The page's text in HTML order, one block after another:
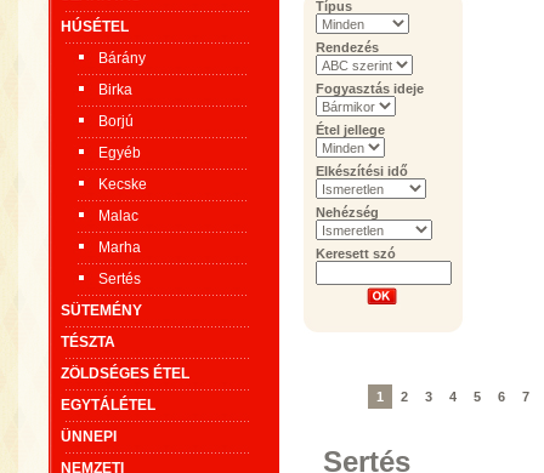
HÚSÉTEL
Bárány
Birka
Borjú
Egyéb
Kecske
Malac
Marha
Sertés
SÜTEMÉNY
TÉSZTA
ZÖLDSÉGES ÉTEL
EGYTÁLÉTEL
ÜNNEPI
NEMZETI
Típus
Rendezés
Fogyasztás ideje
Étel jellege
Elkészítési idő
Nehézség
Keresett szó
1 2 3 4 5 6 7
Sertés